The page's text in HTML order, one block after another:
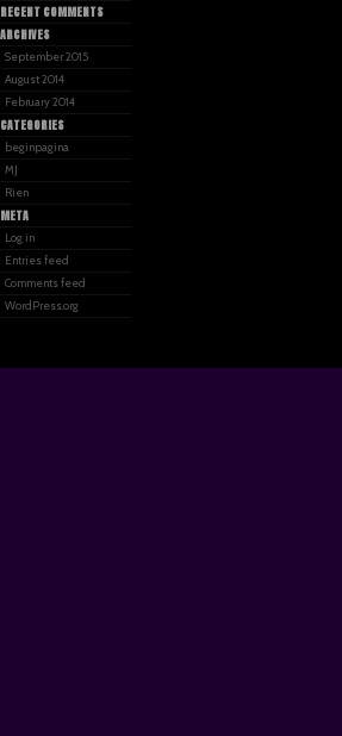
RECENT COMMENTS
ARCHIVES
September 2015
August 2014
February 2014
CATEGORIES
beginpagina
MJ
Rien
META
Log in
Entries feed
Comments feed
WordPress.org